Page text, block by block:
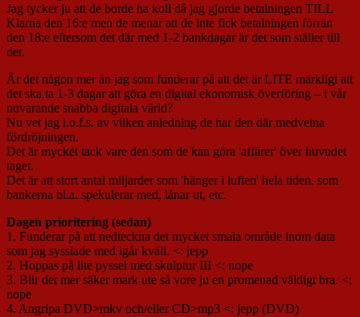
Jag tycker ju att de borde ha koll då jag gjorde betalningen TILL
Klarna den 16:e men de menar att de inte fick betalningen förrän
den 18:e eftersom det där med 1-2 bankdagar är det som ställer till
det.
Är det någon mer än jag som funderar på att det är LITE märkligt att
det ska ta 1-3 dagar att göra en digital ekonomisk överföring – i vår
nuvarande snabba digitala värld?
Nu vet jag i.o.f.s. av vilken anledning de har den där medvetna
fördröjningen.
Det är mycket tack vare den som de kan göra 'affärer' över huvudet
taget.
Det är att stort antal miljarder som 'hänger i luften' hela tiden, som
bankerna bl.a. spekulerar med, lånar ut, etc.
Dagen prioritering (sedan)
1. Funderar på att nedteckna det mycket smala område inom data
som jag sysslade med igår kväll. <: jepp
2. Hoppas på lite pyssel med skulptur III <: nope
3. Blir det mer säker mark ute så vore ju en promenad väldigt bra. <:
nope
4. Angripa DVD>mkv och/eller CD>mp3 <: jepp (DVD)